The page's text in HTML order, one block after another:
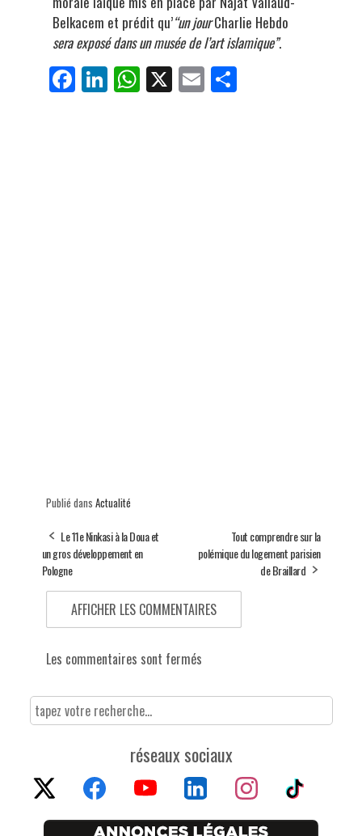
Belkacem et prédit qu’“un jourCharlie Hebdo
sera exposé dans un musée de l’art islamique”.
Fa
ce
Li
nk
W
ha
X E
m
Pa
Publié dans Actualité
Le 11e Ninkasi à la Doua et
un gros développement en
Pologne
Tout comprendre sur la
polémique du logement parisien
de Braillard
AFFICHER LES COMMENTAIRES
Les commentaires sont fermés
réseaux sociaux